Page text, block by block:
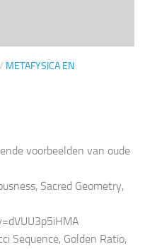
/ METAFYSICA EN
voorbeelden van oude
Sacred Geometry,
Sequence, Golden Ratio,